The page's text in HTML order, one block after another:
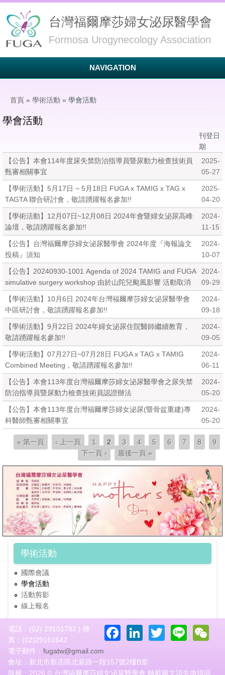
台灣福爾摩莎婦女泌尿醫學會
Formosa Urogynecology Association
NAVIGATION
首頁 » 學術活動 » 學會活動
學會活動
刊登日
期
【公告】本會114年度尿失禁防治指導員暨尿動力檢查技術員
甄審相關事宜
2025-
05-27
【學術活動】5月17日 ~ 5月18日 FUGA x TAMIG x TAG x
TAGTA 聯合研討會，敬請踴躍報名參加!!
2025-
04-20
【學術活動】12月07日~12月08日 2024年會暨婦女泌尿高峰
論壇，敬請踴躍報名參加!!
2024-
11-15
【公告】台灣福爾摩莎婦女泌尿醫學會 2024年度『海報論文
投稿』須知
2024-
10-07
【公告】20240930-1001 Agenda of 2024 TAMIG and FUGA
simulative surgery workshop 由於山陀兒颱風影響 活動取消
2024-
09-29
【學術活動】10月6日 2024年台灣福爾摩莎婦女泌尿醫學會
中區研討會，敬請踴躍報名參加!!
2024-
09-18
【學術活動】9月22日 2024年婦女泌尿住院醫師繼續教育，
敬請踴躍報名參加!!
2024-
09-05
【學術活動】07月27日~07月28日 FUGA x TAG x TAMIG
Combined Meeting，敬請踴躍報名參加!!
2024-
06-11
【公告】本會113年度台灣福爾摩莎婦女泌尿醫學會之尿失禁
防治指導員暨尿動力檢查技術員認證辦法
2024-
05-20
【公告】本會113年度台灣福爾摩莎婦女泌尿(暨骨盆重建)專
科醫師甄審相關事宜
2024-
05-20
頁面« 第一頁 ‹ 上一頁 1 2 3 4 5 6 7 8
9
下一頁 ›
最後一頁 »
學術活動
國際會議
學會活動
活動剪影
線上報名
Facebook
LinkedIn
Twitter
Line
電話：(02) 29101782 | 傳
真：(02)29161642
電子郵件： fugatw@gmail.com
會址：新北市新店區北新路一段157號2樓B室
版權：2026 © 台灣福爾摩莎婦女泌尿醫學會 轉載圖文請先徵得同